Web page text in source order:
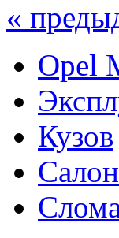
«
Opel
Кузов
Салон